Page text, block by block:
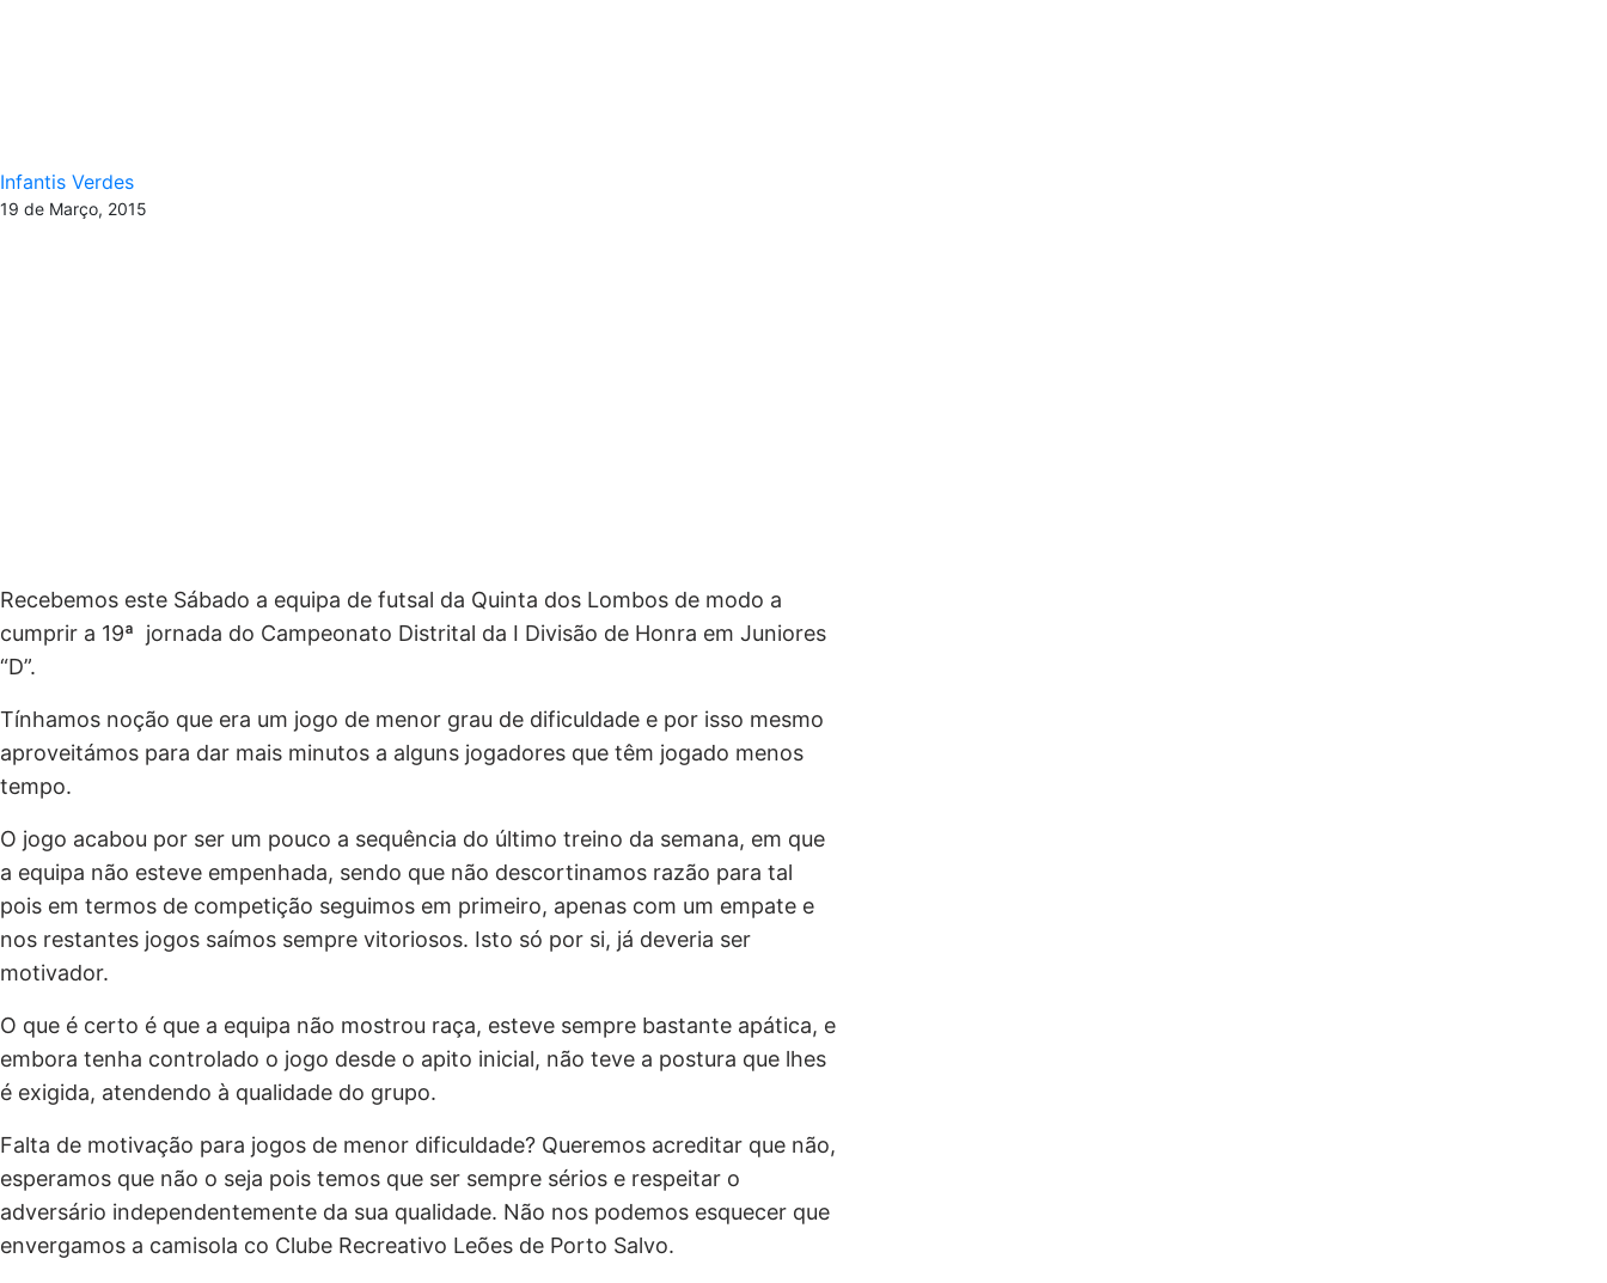
Infantis Verdes
19 de Março, 2015
Recebemos este Sábado a equipa de futsal da Quinta dos Lombos de modo a
cumprir a 19ª jornada do Campeonato Distrital da I Divisão de Honra em Juniores
“D”.
Tínhamos noção que era um jogo de menor grau de dificuldade e por isso mesmo
aproveitámos para dar mais minutos a alguns jogadores que têm jogado menos
tempo.
O jogo acabou por ser um pouco a sequência do último treino da semana, em que
a equipa não esteve empenhada, sendo que não descortinamos razão para tal
pois em termos de competição seguimos em primeiro, apenas com um empate e
nos restantes jogos saímos sempre vitoriosos. Isto só por si, já deveria ser
motivador.
O que é certo é que a equipa não mostrou raça, esteve sempre bastante apática, e
embora tenha controlado o jogo desde o apito inicial, não teve a postura que lhes
é exigida, atendendo à qualidade do grupo.
Falta de motivação para jogos de menor dificuldade? Queremos acreditar que não,
esperamos que não o seja pois temos que ser sempre sérios e respeitar o
adversário independentemente da sua qualidade. Não nos podemos esquecer que
envergamos a camisola co Clube Recreativo Leões de Porto Salvo.